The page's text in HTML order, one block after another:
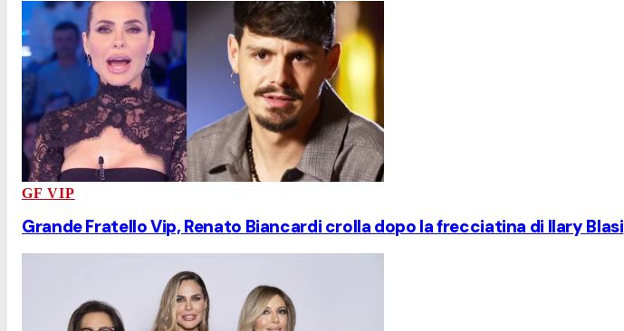
GF VIP
Grande Fratello Vip, Renato Biancardi crolla dopo la frecciatina di Ilary Blasi